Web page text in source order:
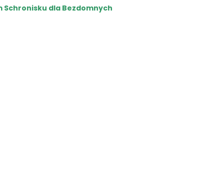
Schronisku dla Bezdomnych